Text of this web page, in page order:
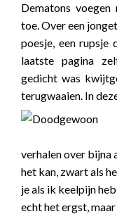
Dematons voegen
toe. Over een
poesje, een
laatste pagina
gedicht was
terugwaaien. In
verhalen over bijna
het kan, zwart als
je als ik keelpijn
echt het ergst,